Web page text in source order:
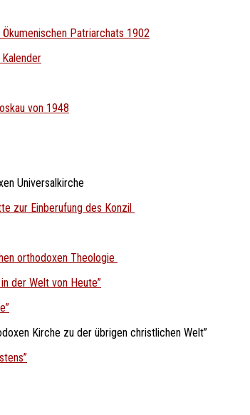
Patriarchats 1902
von 1948
Universalkirche
zur Einberufung des Konzil
orthodoxen Theologie
der Welt von Heute”
Kirche zu der übrigen christlichen Welt”